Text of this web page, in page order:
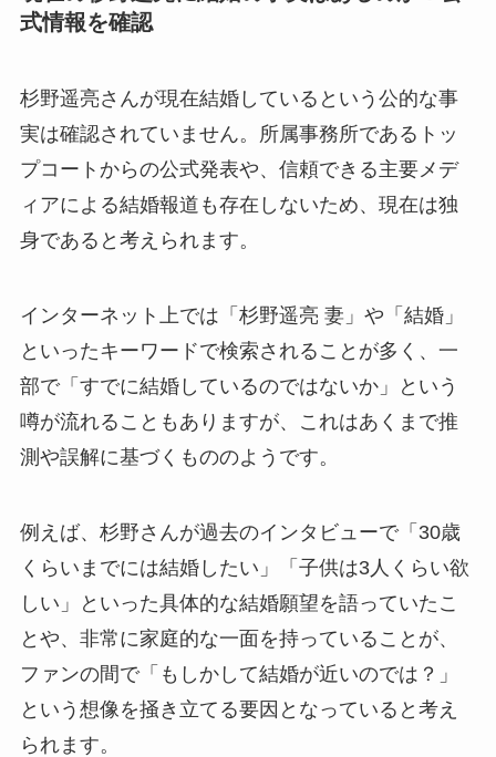
式情報を確認
杉野遥亮さんが現在結婚しているという公的な事
実は確認されていません。所属事務所であるトッ
プコートからの公式発表や、信頼できる主要メデ
ィアによる結婚報道も存在しないため、現在は独
身であると考えられます。
インターネット上では「杉野遥亮 妻」や「結婚」
といったキーワードで検索されることが多く、一
部で「すでに結婚しているのではないか」という
噂が流れることもありますが、これはあくまで推
測や誤解に基づくもののようです。
例えば、杉野さんが過去のインタビューで「30歳
くらいまでには結婚したい」「子供は3人くらい欲
しい」といった具体的な結婚願望を語っていたこ
とや、非常に家庭的な一面を持っていることが、
ファンの間で「もしかして結婚が近いのでは？」
という想像を掻き立てる要因となっていると考え
られます。